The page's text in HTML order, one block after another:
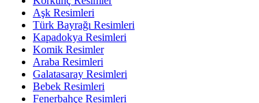
Aşk Resimleri
Türk Bayrağı Resimleri
Kapadokya Resimleri
Komik Resimler
Araba Resimleri
Galatasaray Resimleri
Bebek Resimleri
Fenerbahçe Resimleri